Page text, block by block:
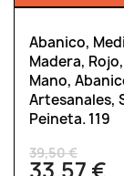
Abanico,
Madera,
Mano,
Artesanales,
Peineta. 119
39,50 €